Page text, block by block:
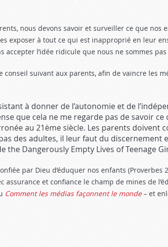
nous devons savoir et surveiller ce que
exposer à tout ce qui est inapproprié en leur
l’idée ridicule que nous ne sommes
suivant aux parents, afin de vaincre les
à donner de l’autonomie et de
que cela ne me regarde pas de savoir
au 21ème siècle. Les parents
des adultes, il leur faut du discernement
the Dangerously Empty Lives of Teenage
par Dieu d’éduquer nos enfants (Proverbes
et confiance le champ de mines de
Comment les médias façonnent le monde– et